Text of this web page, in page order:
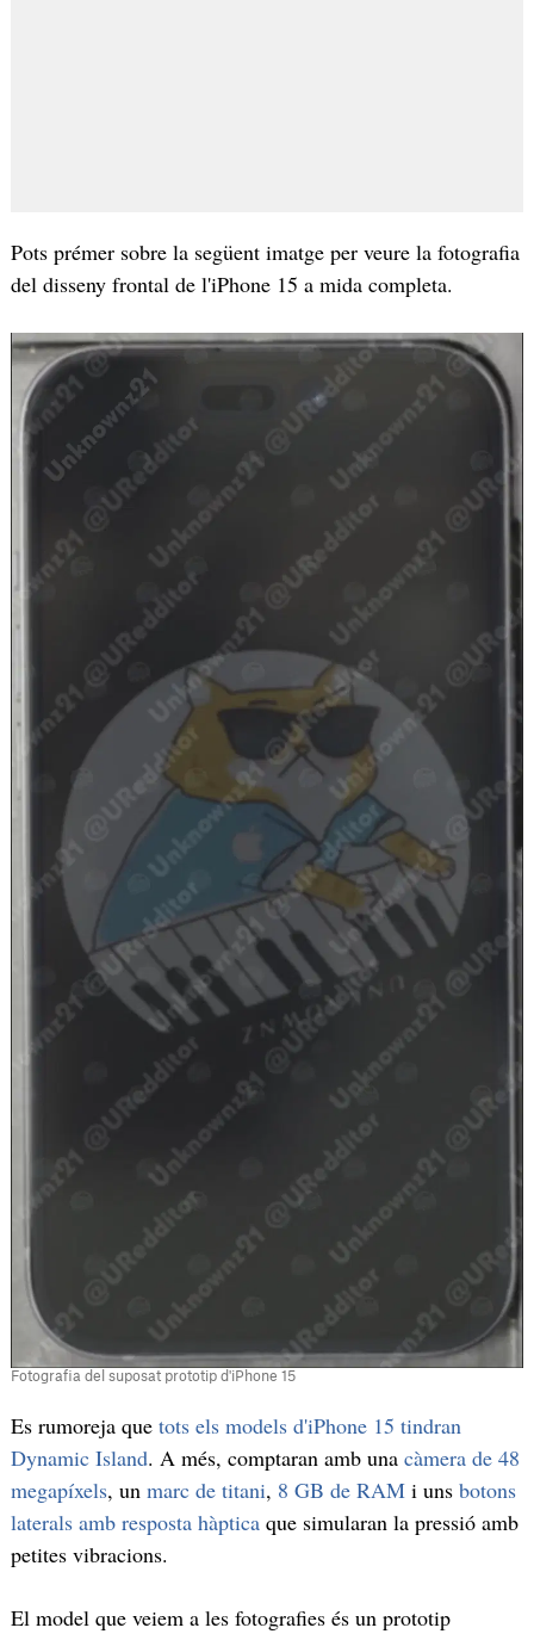
Pots prémer sobre la següent imatge per veure la fotografia
del disseny frontal de l'iPhone 15 a mida completa.
Fotografia del suposat prototip d'iPhone 15
Es rumoreja que tots els models d'iPhone 15 tindran
Dynamic Island. A més, comptaran amb una càmera de 48
megapíxels, un marc de titani, 8 GB de RAMi uns botons
laterals amb resposta hàpticaque simularan la pressió amb
petites vibracions.
El model que veiem a les fotografies és un prototip